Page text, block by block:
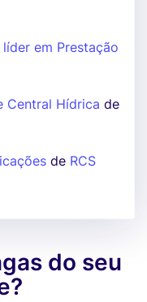
líder em Prestação
Central Hídrica de
de RCS
do seu